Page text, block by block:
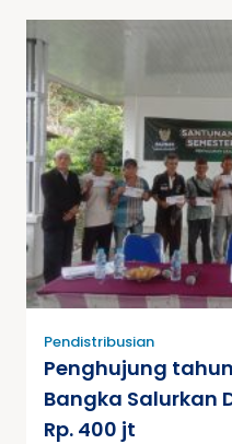
Pendistribusian
Penghujung
Bangka Salurkan
Rp. 400 jt